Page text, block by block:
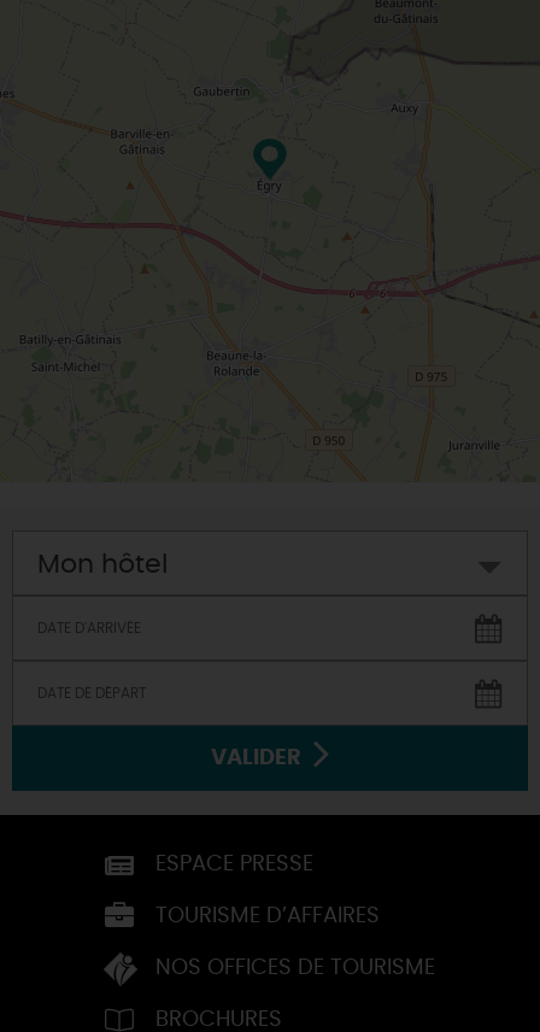
Mon hôtel
VALIDER
ESPACE PRESSE
TOURISME D’AFFAIRES
NOS OFFICES DE TOURISME
BROCHURES